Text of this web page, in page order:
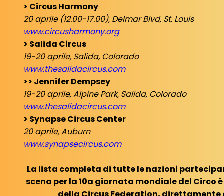
> Circus Harmony
20 aprile (12.00-17.00), Delmar Blvd, St. Louis
www.circusharmony.org
> Salida Circus
19-20 aprile, Salida, Colorado
www.thesalidacircus.com
>> Jennifer Dempsey
19-20 aprile, Alpine Park, Salida, Colorado
www.thesalidacircus.com
> Synapse Circus Center
20 aprile, Auburn
www.synapsecircus.com
La lista completa di tutte le nazioni
scena per la 10a giornata mondiale del Circo
della Circus Federation, direttamente